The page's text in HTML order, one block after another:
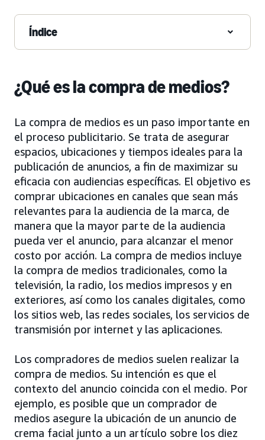
Índice
¿Qué es la compra de medios?
La compra de medios es un paso importante en
el proceso publicitario. Se trata de asegurar
espacios, ubicaciones y tiempos ideales para la
publicación de anuncios, a fin de maximizar su
eficacia con audiencias específicas. El objetivo es
comprar ubicaciones en canales que sean más
relevantes para la audiencia de la marca, de
manera que la mayor parte de la audiencia
pueda ver el anuncio, para alcanzar el menor
costo por acción. La compra de medios incluye
la compra de medios tradicionales, como la
televisión, la radio, los medios impresos y en
exteriores, así como los canales digitales, como
los sitios web, las redes sociales, los servicios de
transmisión por internet y las aplicaciones.
Los compradores de medios suelen realizar la
compra de medios. Su intención es que el
contexto del anuncio coincida con el medio. Por
ejemplo, es posible que un comprador de
medios asegure la ubicación de un anuncio de
crema facial junto a un artículo sobre los diez